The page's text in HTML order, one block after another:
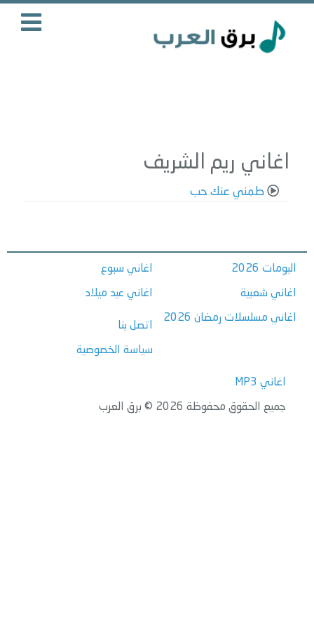
اغاني ريم الشريف
طمني عنك حب
البومات 2026
اغاني شعبية
اغاني مسلسلات رمضان 2026
اغاني سبوع
اغاني عيد ميلاد
اتصل بنا
سياسة الخصوصية
اغاني MP3
جميع الحقوق محفوظة 2026 © برق العرب